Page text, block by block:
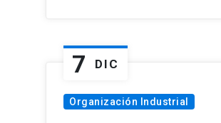
7 DIC
Organización Industrial